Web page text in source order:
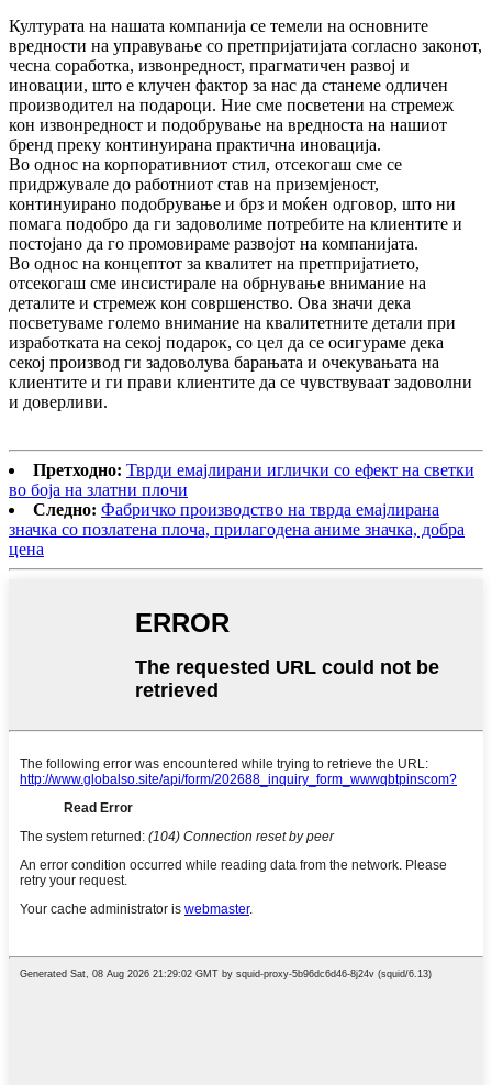
Културата на нашата компанија се темели на основните
вредности на управување со претпријатијата согласно законот,
чесна соработка, извонредност, прагматичен развој и
иновации, што е клучен фактор за нас да станеме одличен
производител на подароци. Ние сме посветени на стремеж
кон извонредност и подобрување на вредноста на нашиот
бренд преку континуирана практична иновација.
Во однос на корпоративниот стил, отсекогаш сме се
придржувале до работниот став на приземјеност,
континуирано подобрување и брз и моќен одговор, што ни
помага подобро да ги задоволиме потребите на клиентите и
постојано да го промовираме развојот на компанијата.
Во однос на концептот за квалитет на претпријатието,
отсекогаш сме инсистирале на обрнување внимание на
деталите и стремеж кон совршенство. Ова значи дека
посветуваме големо внимание на квалитетните детали при
изработката на секој подарок, со цел да се осигураме дека
секој производ ги задоволува барањата и очекувањата на
клиентите и ги прави клиентите да се чувствуваат задоволни
и доверливи.
Претходно: Тврди емајлирани иглички со ефект на светки
во боја на златни плочи
Следно: Фабричко производство на тврда емајлирана
значка со позлатена плоча, прилагодена аниме значка, добра
цена